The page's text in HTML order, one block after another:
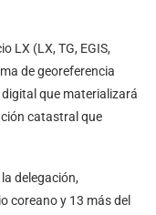
LX (LX, TG, EGIS,
de georeferencia
que materializará
catastral que
delegación,
coreano y 13 más del